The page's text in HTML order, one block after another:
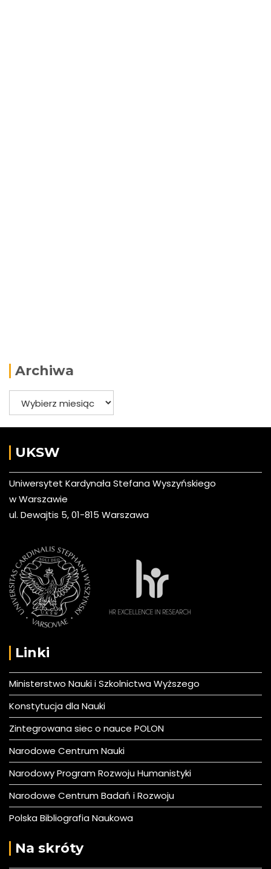
Archiwa
Archiwa
UKSW
Uniwersytet Kardynała Stefana Wyszyńskiego
w Warszawie
ul. Dewajtis 5, 01-815 Warszawa
Linki
Ministerstwo Nauki i Szkolnictwa Wyższego
Konstytucja dla Nauki
Zintegrowana siec o nauce POLON
Narodowe Centrum Nauki
Narodowy Program Rozwoju Humanistyki
Narodowe Centrum Badań i Rozwoju
Polska Bibliografia Naukowa
Na skróty